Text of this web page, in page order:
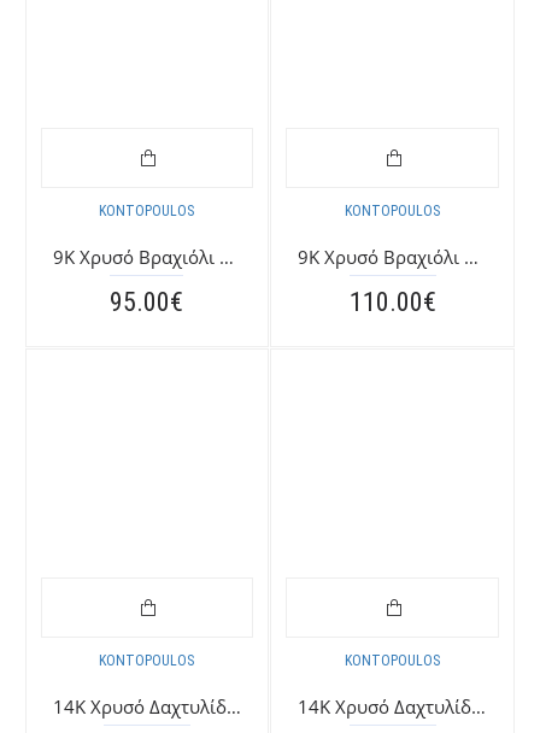
KONTOPOULOS
9K Χρυσό Bραχιόλι με "Αυτοκινητάκι" και "Ματάκι" 039120FV
95.00€
KONTOPOULOS
9K Χρυσό Bραχιόλι Ταυτότητα με Γαλάζιο Σταυρό 039587FV
110.00€
KONTOPOULOS
14K Χρυσό Δαχτυλίδι με Ζαφείρι 0398K
KONTOPOULOS
14K Χρυσό Δαχτυλίδι με Ρουμπίνι 0398KANG